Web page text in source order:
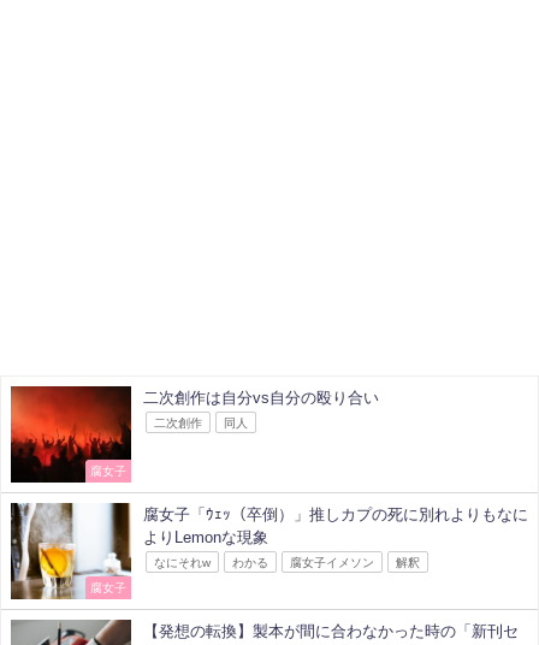
腐女子
二次創作は自分vs自分の殴り合い
二次創作 同人
腐女子
腐女子「ｳｪｯ（卒倒）」推しカプの死に別れよりもなに
よりLemonな現象
なにそれw わかる 腐女子イメソン 解釈
【発想の転換】製本が間に合わなかった時の「新刊セ